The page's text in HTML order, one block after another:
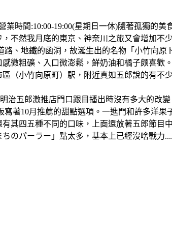
時間:10:00-19:00(星期日一休)隨著孤獨的
不然我月底的東京、神奈川之旅又會增加不
、地鐵的函洞，故涎生出的名物「小竹向
微粗礦、入口微澎鬆，鮮奶油和橘子颇喜歡
（小竹向原町）駅，附近真如五郎說的有不
治五郎激推店門口跟目播出時沒有多大的改
著10月推薦的甜點選項。一進門和許多洋
四五種不同的口味，上面還放著五郎節目
のパーラー」點太多，基本上已經沒啥戰力